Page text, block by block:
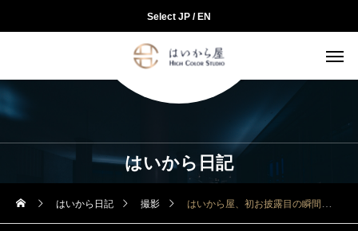
Select JP / EN
はいから日記
はいから日記 撮影 はいから屋、初お披露目の瞬間